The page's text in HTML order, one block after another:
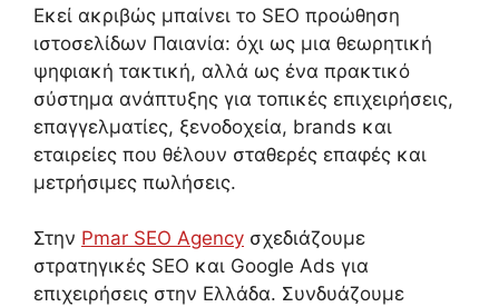
Εκεί ακριβώς μπαίνει το SEO προώθηση
ιστοσελίδων Παιανία: όχι ως μια θεωρητική
ψηφιακή τακτική, αλλά ως ένα πρακτικό
σύστημα ανάπτυξης για τοπικές επιχειρήσεις,
επαγγελματίες, ξενοδοχεία, brands και
εταιρείες που θέλουν σταθερές επαφές και
μετρήσιμες πωλήσεις.
Στην Pmar SEO Agency σχεδιάζουμε
στρατηγικές SEO και Google Ads για
επιχειρήσεις στην Ελλάδα. Συνδυάζουμε